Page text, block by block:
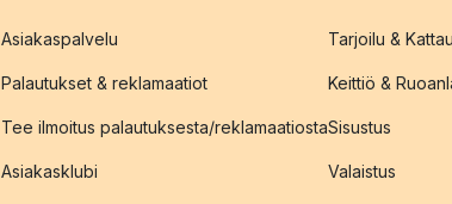
Asiakaspalvelu
Palautukset & reklamaatiot
Tee ilmoitus palautuksesta/reklamaatiosta
Asiakasklubi
Tarjoilu &
Keittiö &
Sisustus
Valaistus